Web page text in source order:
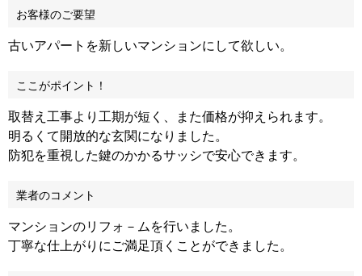
お客様のご要望
古いアパートを新しいマンションにして欲しい。
ここがポイント！
取替え工事より工期が短く、また価格が抑えられます。
明るくて開放的な玄関になりました。
防犯を重視した鍵のかかるサッシで安心できます。
業者のコメント
マンションのリフォ－ムを行いました。
丁寧な仕上がりにご満足頂くことができました。